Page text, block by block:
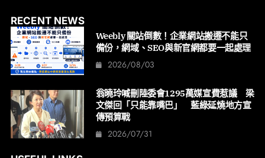
RECENT NEWS
Weebly 關站倒數！企業網站搬遷不能只
備份，網域、SEO與新官網都要一起處理
2026/08/03
翁曉玲喊刪陸委會1295萬媒宣費惹議 梁
文傑回「只能靠嘴巴」 藍綠延燒地方宣
傳預算戰
2026/07/31